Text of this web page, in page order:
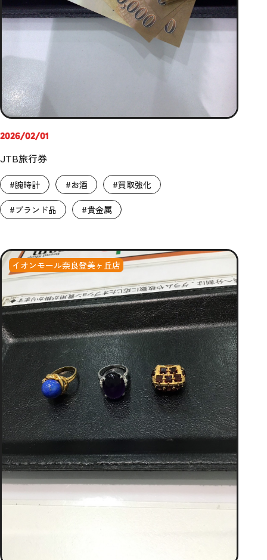
2026/02/01
JTB旅行券
#腕時計 #お酒 #買取強化
#ブランド品 #貴金属
イオンモール奈良登美ヶ丘店